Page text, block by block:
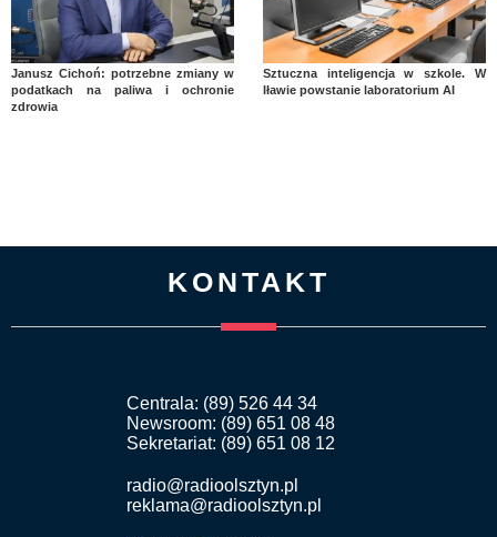
Janusz Cichoń: potrzebne zmiany w
podatkach na paliwa i ochronie
zdrowia
Sztuczna inteligencja w szkole. W
Iławie powstanie laboratorium AI
KONTAKT
Centrala: (89) 526 44 34
Newsroom: (89) 651 08 48
Sekretariat: (89) 651 08 12
radio@radioolsztyn.pl
reklama@radioolsztyn.pl